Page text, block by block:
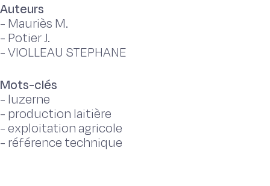
Auteurs
- Mauriès M.
- Potier J.
-VIOLLEAU STEPHANE
Mots-clés
- luzerne
- production laitière
-exploitation agricole
- référence technique